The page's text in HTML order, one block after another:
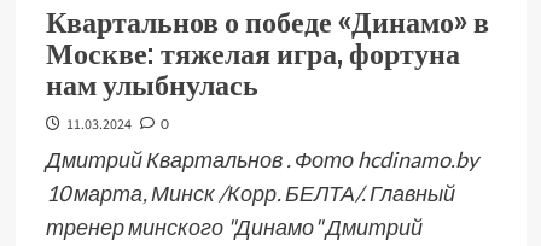
Квартальнов о победе «Динамо» в
Москве: тяжелая игра, фортуна
нам улыбнулась
11.03.2024 0
Дмитрий Квартальнов . Фото hcdinamo.by
10 марта, Минск /Корр. БЕЛТА/. Главный
тренер минского "Динамо" Дмитрий